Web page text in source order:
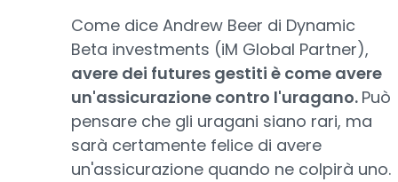
Come dice Andrew Beer di Dynamic
Beta investments (iM Global Partner),
avere dei futures gestiti è come avere
un'assicurazione contro l'uragano. Può
pensare che gli uragani siano rari, ma
sarà certamente felice di avere
un'assicurazione quando ne colpirà uno.